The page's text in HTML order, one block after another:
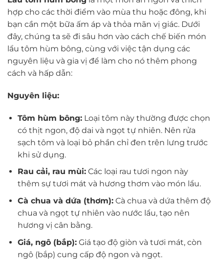
hợp cho các thời điểm vào mùa thu hoặc đông, khi
bạn cần một bữa ấm áp và thỏa mãn vị giác. Dưới
đây, chúng ta sẽ đi sâu hơn vào cách chế biến món
lẩu tôm hùm bông, cùng với việc tận dụng các
nguyên liệu và gia vị để làm cho nó thêm phong
cách và hấp dẫn:
Nguyên liệu:
Tôm hùm bông:Loại tôm này thường được chọn
có thịt ngon, độ dai và ngọt tự nhiên. Nên rửa
sạch tôm và loại bỏ phần chỉ đen trên lưng trước
khi sử dụng.
Rau cải, rau mùi:Các loại rau tươi ngon này
thêm sự tươi mát và hương thơm vào món lẩu.
Cà chua và dứa (thơm):Cà chua và dứa thêm độ
chua và ngọt tự nhiên vào nước lẩu, tạo nên
hương vị cân bằng.
Giá, ngô (bắp):Giá tạo độ giòn và tươi mát, còn
ngô (bắp) cung cấp độ ngon và ngọt.